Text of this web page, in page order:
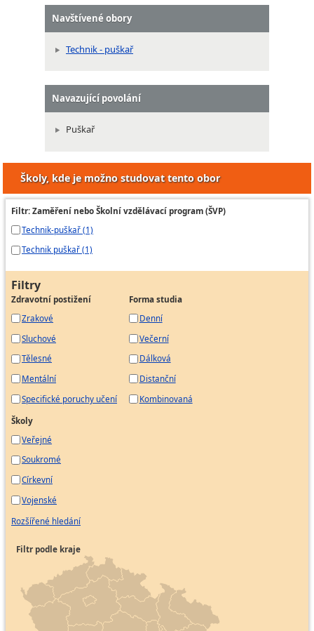
Navštívené obory
Technik - puškař
Navazující povolání
Puškař
Školy, kde je možno studovat tento obor
Filtr: Zaměření nebo Školní vzdělávací program (ŠVP)
Technik-puškař (1)
Technik puškař (1)
Filtry
Zdravotní postižení
Zrakové
Sluchové
Tělesné
Mentální
Specifické poruchy učení
Forma studia
Denní
Večerní
Dálková
Distanční
Kombinovaná
Školy
Veřejné
Soukromé
Církevní
Vojenské
Rozšířené hledání
Filtr podle kraje